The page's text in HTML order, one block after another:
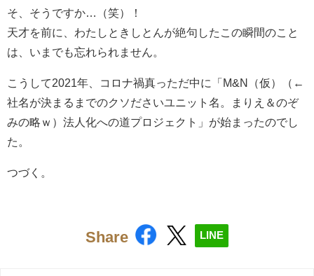
そ、そうですか…（笑）！
天才を前に、わたしときしとんが絶句したこの瞬間のこと
は、いまでも忘れられません。
こうして2021年、コロナ禍真っただ中に「M&N（仮）（←
社名が決まるまでのクソださいユニット名。まりえ＆のぞ
みの略ｗ）法人化への道プロジェクト」が始まったのでし
た。
つづく。
Share LINE